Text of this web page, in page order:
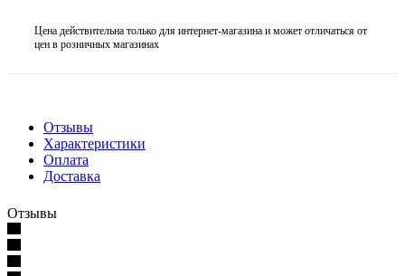
Цена действительна только для интернет-магазина и может отличаться от
цен в розничных магазинах
Отзывы
Характеристики
Оплата
Доставка
Отзывы